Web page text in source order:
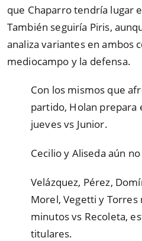
que Chaparro tendría lugar
También seguiría Piris,
analiza variantes en ambos
mediocampo y la defensa.
Con los mismos que
partido, Holan prepara
jueves vs Junior.
Cecilio y Aliseda aún
Velázquez, Pérez,
Morel, Vegetti y Torres
minutos vs Recoleta,
titulares.